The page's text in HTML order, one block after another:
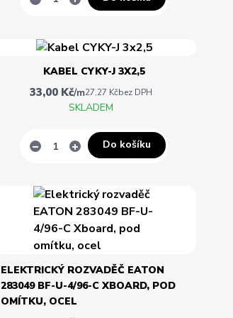
KABEL CYKY-J 3X2,5
33,00 Kč/m27,27 Kčbez DPH
SKLADEM
Do košíku
ELEKTRICKÝ ROZVADĚČ EATON
283049 BF-U-4/96-C XBOARD, POD
OMÍTKU, OCEL